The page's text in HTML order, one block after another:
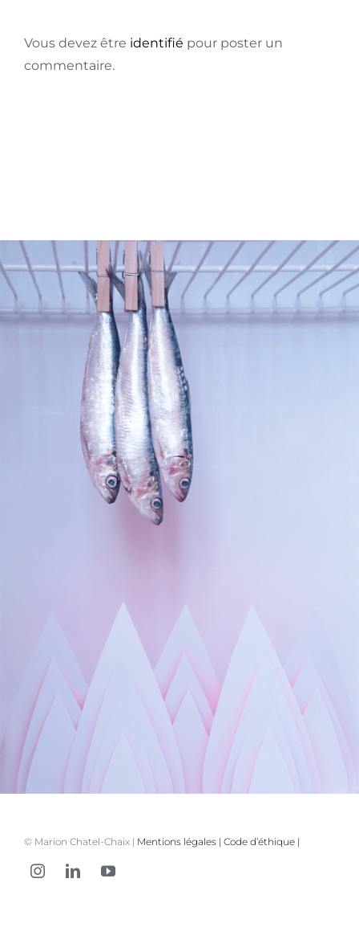
Vous devez être identifié pour poster un
commentaire.
© Marion Chatel-Chaix | Mentions légales| Code d’éthique|